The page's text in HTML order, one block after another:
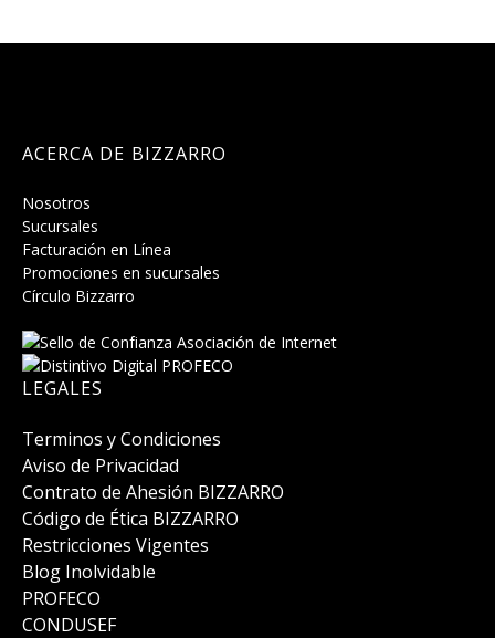
ACERCA DE BIZZARRO
Nosotros
Sucursales
Facturación en Línea
Promociones en sucursales
Círculo Bizzarro
LEGALES
Terminos y Condiciones
Aviso de Privacidad
Contrato de Ahesión BIZZARRO
Código de Ética BIZZARRO
Restricciones Vigentes
Blog Inolvidable
PROFECO
CONDUSEF